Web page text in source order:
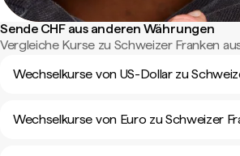
Sende CHF aus anderen Währungen
Vergleiche Kurse zu Schweizer Franken
Wechselkurse von US-Dollar zu
Wechselkurse von Euro zu Schweizer